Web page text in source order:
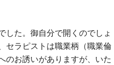
した。御自分で開くのでしょ
セラピストは職業柄（職業倫
のお誘いがありますが、いた